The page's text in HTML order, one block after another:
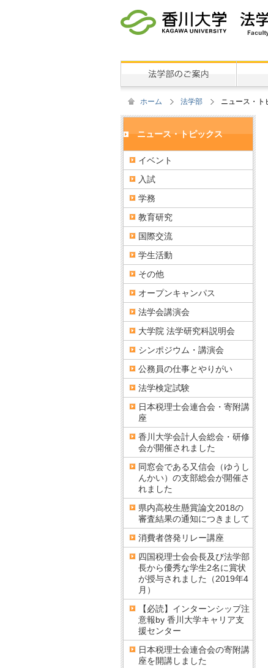
ホーム 法学部 ニュース・ト
ニュース・トピックス
イベント
入試
学務
教育研究
国際交流
学生活動
その他
オープンキャンパス
法学会講演会
大学院 法学研究科説明会
シンポジウム・講演会
公務員の仕事とやりがい
法学検定試験
日本税理士会連合会・寄附講
座
香川大学会計人会総会・研修
会が開催されました
同窓会である又信会（ゆうし
んかい）の支部総会が開催さ
れました
県内高校生懸賞論文2018の
審査結果の通知につきまして
消費者啓発リレー講座
四国税理士会会長及び法学部
長から優秀な学生2名に賞状
が授与されました（2019年4
月）
【必読】インターンシップ注
意報by 香川大学キャリア支
援センター
日本税理士会連合会の寄附講
座を開講しました